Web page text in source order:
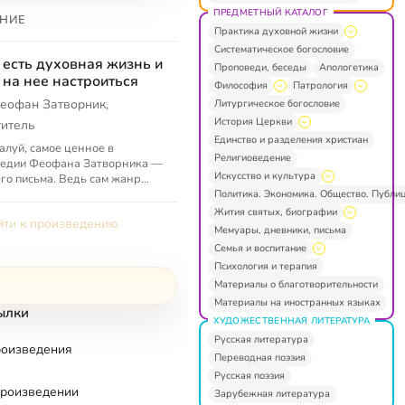
духовная жизнь и
нее настроиться
Затворник,
самое ценное в
Феофана Затворника —
письма. Ведь сам жанр
к произведению
ПРЕДМЕТНЫЙ КАТАЛОГ
Практика духовной жизни
Систематическое богословие
Проповеди, беседы
Апологетика
Философия
Патрология
Литургическое богословие
История Церкви
Единство и разделения христиан
Религиоведение
Искусство и культура
Политика. Экономика. Общество.
Жития святых, биографии
Мемуары, дневники, письма
Семья и воспитание
Психология и терапия
Материалы о благотворительности
Материалы на иностранных языках
ХУДОЖЕСТВЕННАЯ ЛИТЕРАТУРА
Русская литература
Переводная поэзия
Русская поэзия
Зарубежная литература